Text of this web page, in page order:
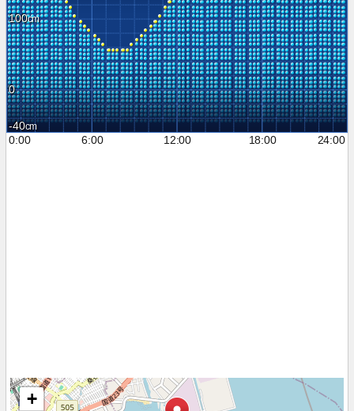
100
0
-40
0:00
6:00 12:00 18:00 24:00
+